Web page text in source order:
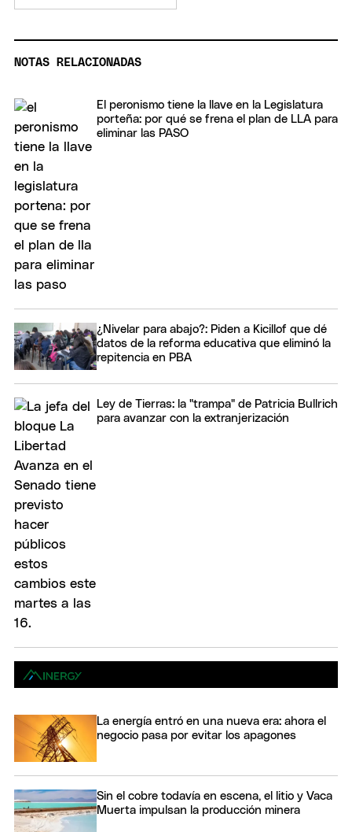
NOTAS RELACIONADAS
El peronismo tiene la llave en la Legislatura
porteña: por qué se frena el plan de LLA para
eliminar las PASO
¿Nivelar para abajo?: Piden a Kicillof que dé
datos de la reforma educativa que eliminó la
repitencia en PBA
Ley de Tierras: la "trampa" de Patricia Bullrich
para avanzar con la extranjerización
La energía entró en una nueva era: ahora el
negocio pasa por evitar los apagones
Sin el cobre todavía en escena, el litio y Vaca
Muerta impulsan la producción minera